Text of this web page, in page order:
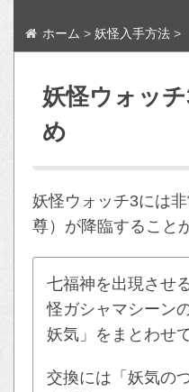
ホーム > 妖怪入手方法 >
妖怪ウォッ
め
妖怪ウォッチ3には
尊）が降臨すること
七福神を出現させ
怪ガシャマシーン
妖気」をまとわせ
交換には「妖気の